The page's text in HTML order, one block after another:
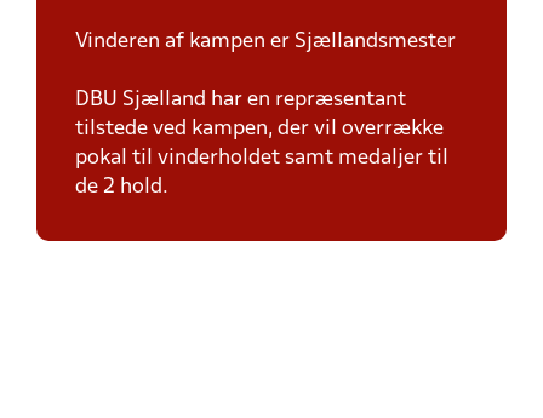
Vinderen af kampen er Sjællandsmester
DBU Sjælland har en repræsentant
tilstede ved kampen, der vil overrække
pokal til vinderholdet samt medaljer til
de 2 hold.